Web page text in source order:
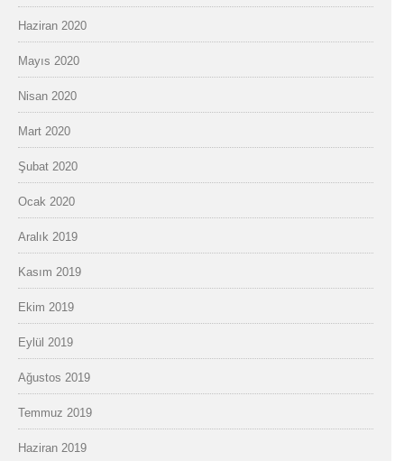
Haziran 2020
Mayıs 2020
Nisan 2020
Mart 2020
Şubat 2020
Ocak 2020
Aralık 2019
Kasım 2019
Ekim 2019
Eylül 2019
Ağustos 2019
Temmuz 2019
Haziran 2019